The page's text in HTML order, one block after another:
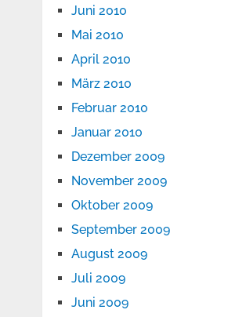
Juni 2010
Mai 2010
April 2010
März 2010
Februar 2010
Januar 2010
Dezember 2009
November 2009
Oktober 2009
September 2009
August 2009
Juli 2009
Juni 2009